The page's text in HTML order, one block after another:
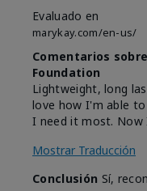
Evaluado en
marykay.com/en-us/
Comentarios
Foundation
Lightweight, long
love how I'm able
I need it most. Now
Mostrar Traducción
Conclusión Sí,